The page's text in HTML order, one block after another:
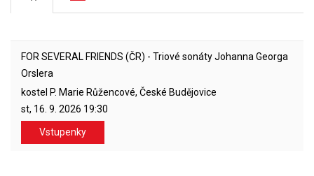
FOR SEVERAL FRIENDS (ČR) - Triové sonáty Johanna Georga
Orslera
kostel P. Marie Růžencové, České Budějovice
st, 16. 9. 2026 19:30
Vstupenky